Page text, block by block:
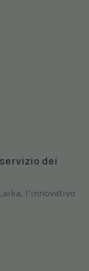
dei
l’innovativo